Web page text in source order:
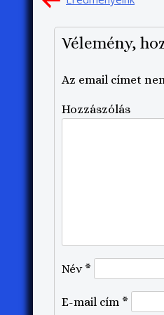
Vélemény,
Az email címet
Hozzászólás
Név *
E-mail cím *